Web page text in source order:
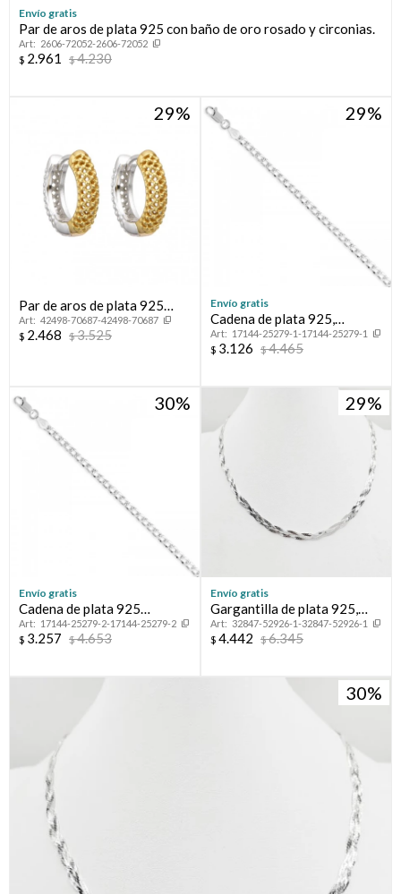
Envío gratis
Par de aros de plata 925 con baño de oro rosado y circonias.
2606-72052-2606-72052
$ 2.961 $4.230
29
Par de aros de plata 925
combinados.
42498-70687-42498-70687
$ 2.468 $3.525
29
Envío gratis
Cadena de plata 925,
GRUMETTE, 45 cm.
17144-25279-1-17144-25279-1
$ 3.126 $4.465
30
Envío gratis
Cadena de plata 925
GRUMETTE, 50 cm.
17144-25279-2-17144-25279-2
$ 3.257 $4.653
29
Envío gratis
Gargantilla de plata 925,
TRENZADA.
32847-52926-1-32847-52926-1
$ 4.442 $6.345
30
Compromiso